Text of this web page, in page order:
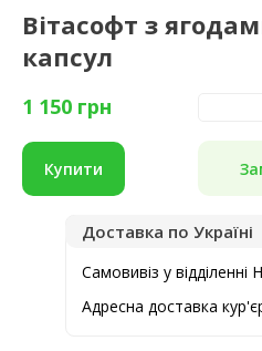
Вітасофт з
капсул
1 150 грн
Купити
Доставка по Україні
Самовивіз у
Адресна доставка